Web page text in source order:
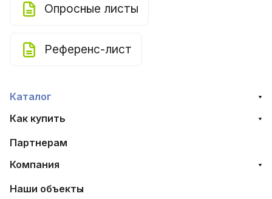
Опросные листы
Референс-лист
Каталог
Как купить
Партнерам
Компания
Наши объекты